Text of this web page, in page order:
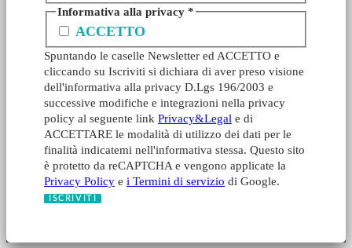
Informativa alla privacy*
ACCETTO
Spuntando le caselle Newsletter ed ACCETTO e
cliccando su Iscriviti si dichiara di aver preso visione
dell'informativa alla privacy D.Lgs 196/2003 e
successive modifiche e integrazioni nella privacy
policy al seguente link Privacy&Legal e di
ACCETTARE le modalità di utilizzo dei dati per le
finalità indicatemi nell'informativa stessa. Questo sito
è protetto da reCAPTCHA e vengono applicate la
Privacy Policy e i Termini di servizio di Google.